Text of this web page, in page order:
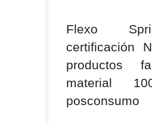
Flexo
certificación
productos
material
posconsumo